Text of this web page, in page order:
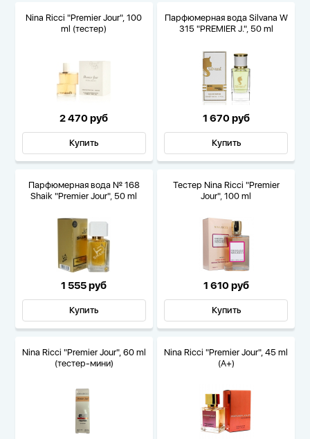
Nina Ricci "Premier Jour", 100
ml (тестер)
2 470 руб
Купить
Парфюмерная вода Silvana W
315 "PREMIER J.", 50 ml
1 670 руб
Купить
Парфюмерная вода № 168
Shaik "Premier Jour", 50 ml
1 555 руб
Купить
Тестер Nina Ricci "Premier
Jour", 100 ml
1 610 руб
Купить
Nina Ricci "Premier Jour", 60 ml
(тестер-мини)
Nina Ricci "Premier Jour", 45 ml
(A+)